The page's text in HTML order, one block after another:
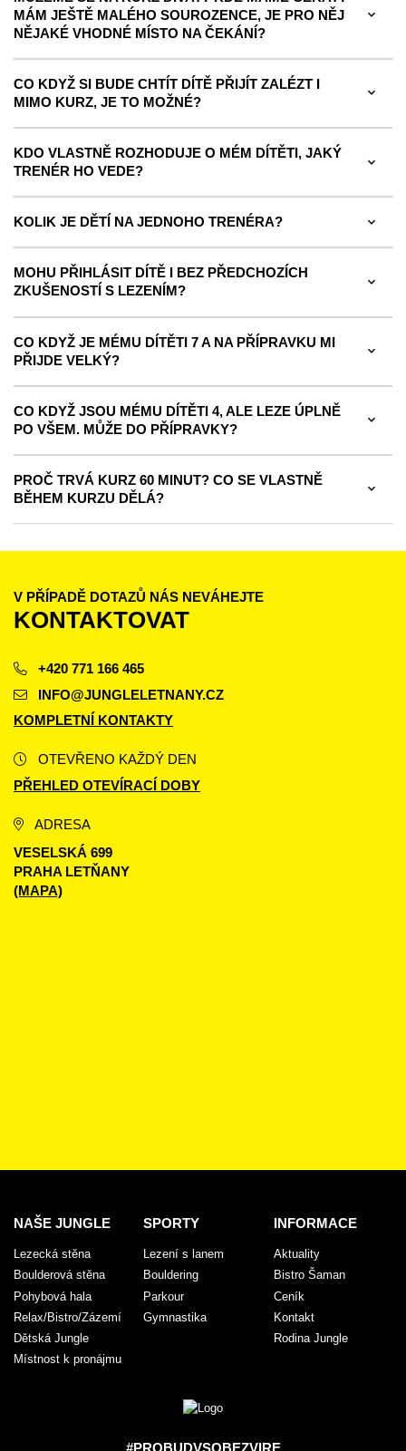
MÁM JEŠTĚ MALÉHO SOUROZENCE, JE PRO NĚJ
NĚJAKÉ VHODNÉ MÍSTO NA ČEKÁNÍ?
CO KDYŽ SI BUDE CHTÍT DÍTĚ PŘIJÍT ZALÉZT I
MIMO KURZ, JE TO MOŽNÉ?
KDO VLASTNĚ ROZHODUJE O MÉM DÍTĚTI, JAKÝ
TRENÉR HO VEDE?
KOLIK JE DĚTÍ NA JEDNOHO TRENÉRA?
MOHU PŘIHLÁSIT DÍTĚ I BEZ PŘEDCHOZÍCH
ZKUŠENOSTÍ S LEZENÍM?
CO KDYŽ JE MÉMU DÍTĚTI 7 A NA PŘÍPRAVKU MI
PŘIJDE VELKÝ?
CO KDYŽ JSOU MÉMU DÍTĚTI 4, ALE LEZE ÚPLNĚ
PO VŠEM. MŮŽE DO PŘÍPRAVKY?
PROČ TRVÁ KURZ 60 MINUT? CO SE VLASTNĚ
BĚHEM KURZU DĚLÁ?
V PŘÍPADĚ DOTAZŮ NÁS NEVÁHEJTE
KONTAKTOVAT
+420 771 166 465
INFO@JUNGLELETNANY.CZ
KOMPLETNÍ KONTAKTY
OTEVŘENO KAŽDÝ DEN
PŘEHLED OTEVÍRACÍ DOBY
ADRESA
VESELSKÁ 699
PRAHA LETŇANY
(MAPA)
NAŠE JUNGLE
Lezecká stěna
Boulderová stěna
Pohybová hala
Relax/Bistro/Zázemí
Dětská Jungle
Místnost k pronájmu
SPORTY
Lezení s lanem
Bouldering
Parkour
Gymnastika
INFORMACE
Aktuality
Bistro Šaman
Ceník
Kontakt
Rodina Jungle
#PROBUDVSOBEZVIRE